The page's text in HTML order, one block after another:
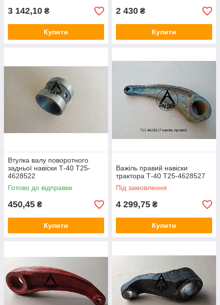
3 142,10 ₴
Купити
2 430 ₴
Купити
Втулка валу поворотного
задньої навіски Т-40 Т25-
4628522
Готово до відправки
450,45 ₴
Купити
Важіль правий навіски
трактора Т-40 Т25-4628527
Під замовлення
4 299,75 ₴
Купити